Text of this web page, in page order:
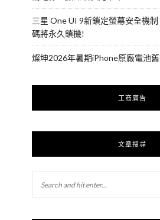
三星 One UI 9新鎖定螢幕安全機
碼將永久鎖機!
燦坤2026年暑期iPhone原廠電池
工商廣告
文章搜尋